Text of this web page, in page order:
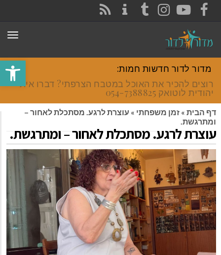
פתח
FACEBOOK
YOUTUBE
INSTAGRAM
TUMBLR
מדור לדור חדשות חמות:
רוצים להכיר את האוכל במטבח הצרפתי? דברו איתי
יהודית לוטואק 054-7388825.
דף הבית » זמן משפחתי » עוצרת לרגע. מסתכלת לאחור –
ומתרגשת.
עוצרת לרגע. מסתכלת לאחור – ומתרגשת.